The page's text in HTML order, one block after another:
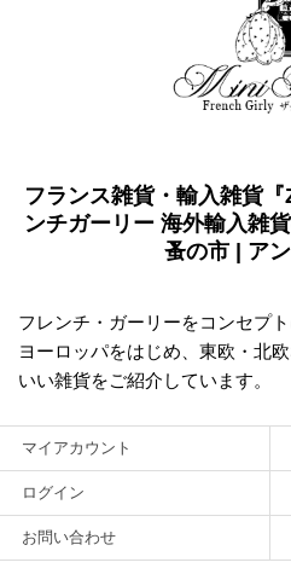
フランス雑貨・輸入雑貨
ンチガーリー 海外輸入雑
蚤の市 | ア
フレンチ・ガーリーをコンセプ
ヨーロッパをはじめ、東欧・北
いい雑貨をご紹介しています。
マイアカウント
ログイン
お問い合わせ